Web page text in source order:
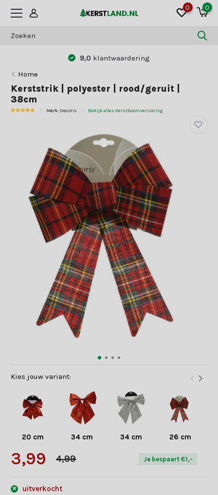
0 0
9,0 klantwaardering
Home
Kerststrik | polyester | rood/geruit |
38cm
Merk: Decoris Bekijk alles Kerstboomversiering
Kies jouw variant:
20 cm 34 cm 34 cm 26 cm
3,99 4,99 Je bespaart €1,-
uitverkocht